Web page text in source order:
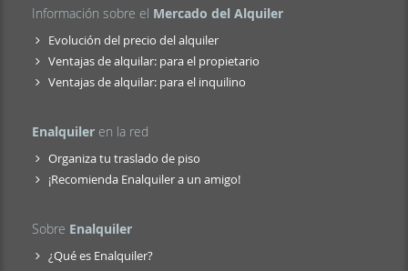
Información sobre el Mercado del Alquiler
Evolución del precio del alquiler
Ventajas de alquilar: para el propietario
Ventajas de alquilar: para el inquilino
Enalquiler en la red
Organiza tu traslado de piso
¡Recomienda Enalquiler a un amigo!
Sobre Enalquiler
¿Qué es Enalquiler?